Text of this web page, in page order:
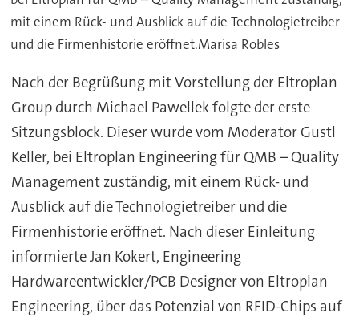
mit einem Rück- und Ausblick auf die Technologietreiber
und die Firmenhistorie eröffnet.Marisa Robles
Nach der Begrüßung mit Vorstellung der Eltroplan
Group durch Michael Pawellek folgte der erste
Sitzungsblock. Dieser wurde vom Moderator Gustl
Keller, bei Eltroplan Engineering für QMB – Quality
Management zuständig, mit einem Rück- und
Ausblick auf die Technologietreiber und die
Firmenhistorie eröffnet. Nach dieser Einleitung
informierte Jan Kokert, Engineering
Hardwareentwickler/PCB Designer von Eltroplan
Engineering, über das Potenzial von RFID-Chips auf